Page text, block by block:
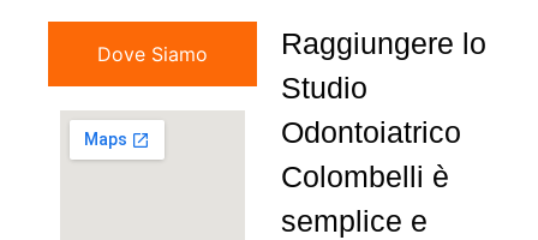
Dove Siamo
Raggiungere lo
Studio
Odontoiatrico
Colombelli è
semplice e